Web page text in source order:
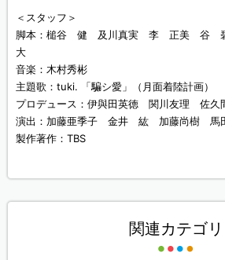
＜スタッフ＞
脚本：槌谷 健 及川真実 李 正美 谷
大
音楽：木村秀彬
主題歌：tuki. 「騙シ愛」（月面着陸計画）
プロデュース：伊與田英徳 関川友理 佐久
演出：加藤亜季子 金井 紘 加藤尚樹 馬
製作著作：TBS
関連カテゴリ